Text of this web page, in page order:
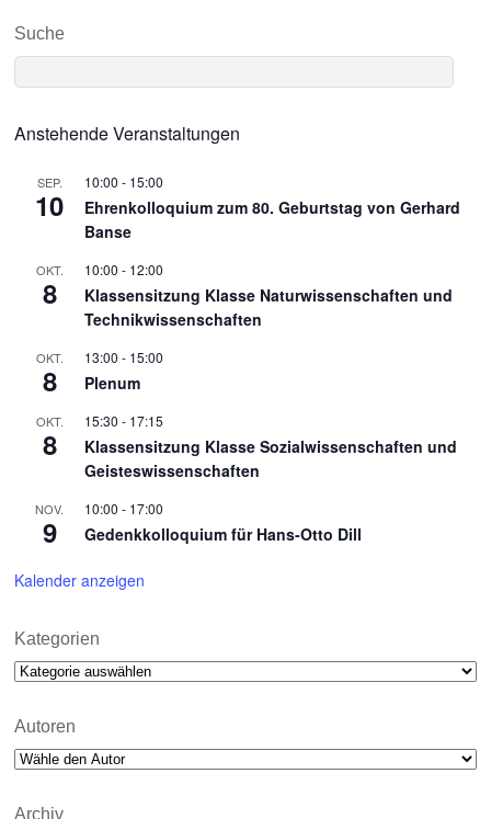
Suche
Anstehende Veranstaltungen
SEP.
10
10:00 - 15:00
Ehrenkolloquium zum 80. Geburtstag von Gerhard
Banse
OKT.
8
10:00 - 12:00
Klassensitzung Klasse Naturwissenschaften und
Technikwissenschaften
OKT.
8
13:00 - 15:00
Plenum
OKT.
8
15:30 - 17:15
Klassensitzung Klasse Sozialwissenschaften und
Geisteswissenschaften
NOV.
9
10:00 - 17:00
Gedenkkolloquium für Hans-Otto Dill
Kalender anzeigen
Kategorien
Kategorien
Autoren
Archiv